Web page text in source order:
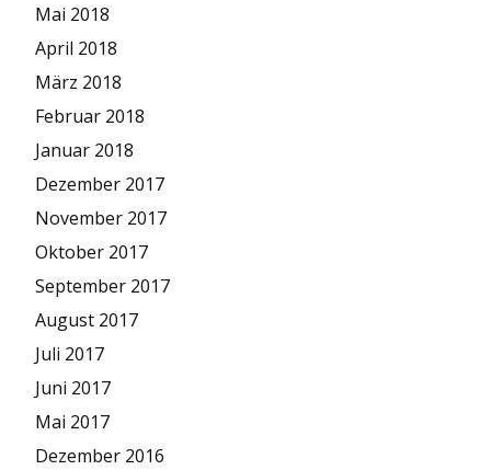
Mai 2018
April 2018
März 2018
Februar 2018
Januar 2018
Dezember 2017
November 2017
Oktober 2017
September 2017
August 2017
Juli 2017
Juni 2017
Mai 2017
Dezember 2016